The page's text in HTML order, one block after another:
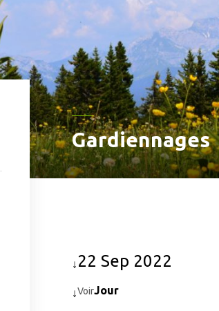
Gardiennages
↓ 22 Sep 2022
↓VoirJour